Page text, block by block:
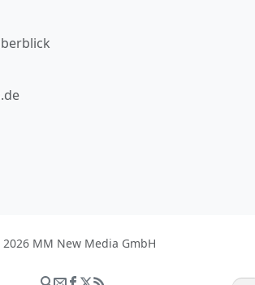
MM New Media GmbH